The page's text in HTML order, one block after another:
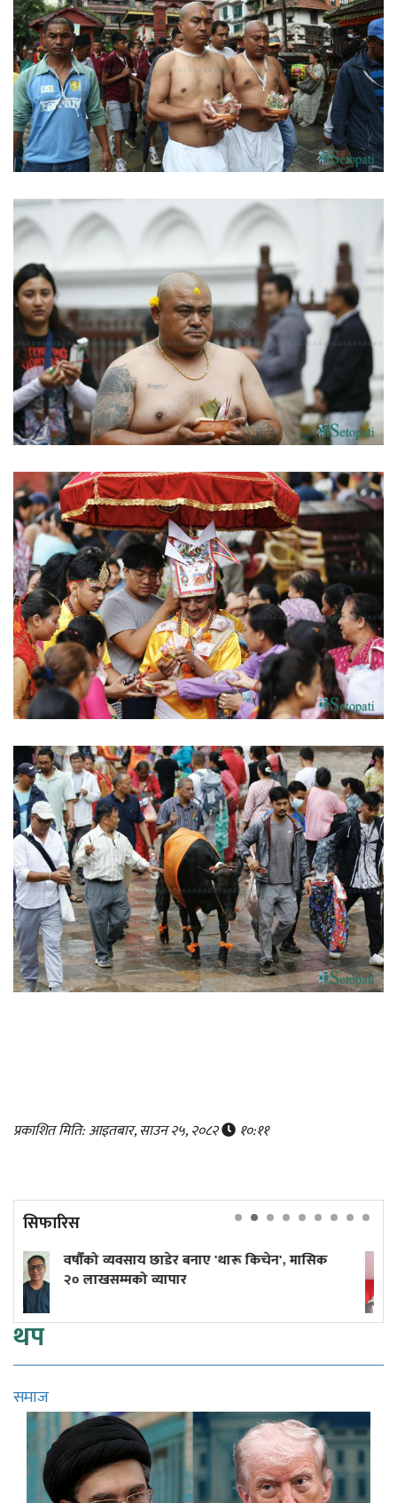
प्रकाशित मिति: आइतबार, साउन २५, २०८२ १०:११
सिफारिस
कांग्रेस केन्द्रीय कार्यसमिति बैठक बस्दै
थप
समाज